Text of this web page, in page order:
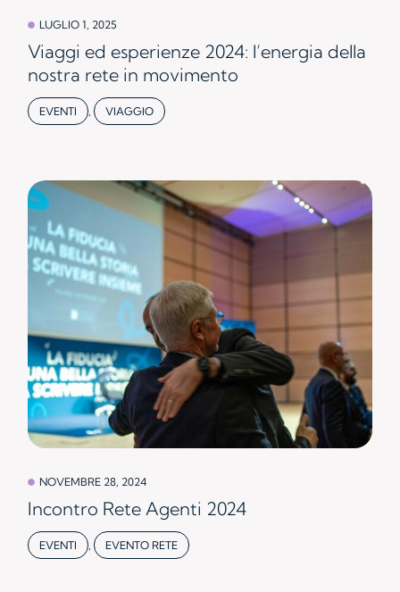
LUGLIO 1, 2025
Viaggi ed esperienze 2024: l’energia della
nostra rete in movimento
EVENTI , VIAGGIO
NOVEMBRE 28, 2024
Incontro Rete Agenti 2024
EVENTI , EVENTO RETE